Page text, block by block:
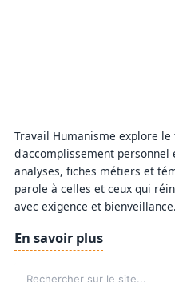
Travail Humanisme explore
d'accomplissement
analyses, fiches métiers et
parole à celles et ceux qui
avec exigence et bienveillance.
En savoir plus